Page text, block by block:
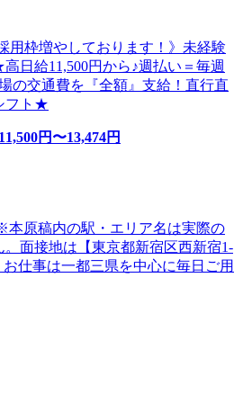
用枠増やしております！》未経験
日給11,500円から♪週払い＝毎週
の交通費を『全額』支給！直行直
フト★
円〜13,474円
原稿内の駅・エリア名は実際の
面接地は【東京都新宿区西新宿1-
仕事は一都三県を中心に毎日ご用